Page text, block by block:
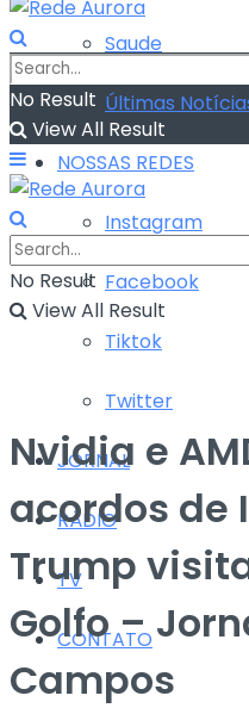
Saude
Últimas
NOSSAS REDES
Instagram
Facebook
Tiktok
Twitter
JORNAL
RÁDIO
TV
CONTATO
No Result
View All Result
No Result
View All Result
Nvidia e
acordos de
Trump
Golfo –
Campos